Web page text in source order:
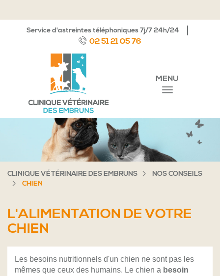
MENU
Service d'astreintes téléphoniques 7j/7 24h/24
02 51 21 05 76
CLINIQUE VÉTÉRINAIRE DES EMBRUNS
NOS CONSEILS
CHIEN
L'ALIMENTATION DE VOTRE
CHIEN
Les besoins nutritionnels d'un chien ne sont pas les
mêmes que ceux des humains. Le chien a besoin